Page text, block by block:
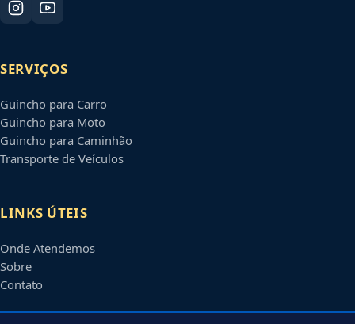
SERVIÇOS
Guincho para Carro
Guincho para Moto
Guincho para Caminhão
Transporte de Veículos
LINKS ÚTEIS
Onde Atendemos
Sobre
Contato